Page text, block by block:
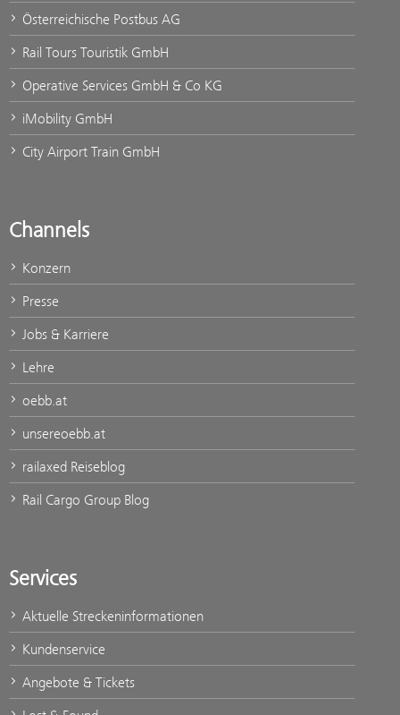
Österreichische Postbus AG
Rail Tours Touristik GmbH
Operative Services GmbH & Co KG
iMobility GmbH
City Airport Train GmbH
Channels
Konzern
Presse
Jobs & Karriere
Lehre
oebb.at
unsereoebb.at
railaxed Reiseblog
Rail Cargo Group Blog
Services
Aktuelle Streckeninformationen
Kundenservice
Angebote & Tickets